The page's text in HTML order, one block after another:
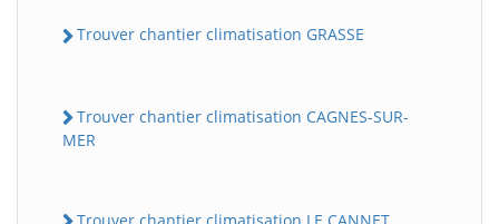
Trouver chantier climatisation GRASSE
Trouver chantier climatisation CAGNES-SUR-
MER